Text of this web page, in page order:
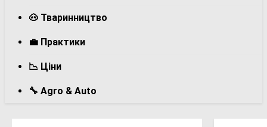
🐽 Тваринництво
💼 Практики
📉 Ціни
🔧 Agro & Auto